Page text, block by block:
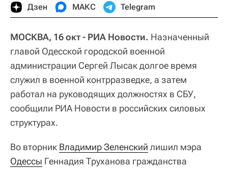
Дзен МАКС Telegram
МОСКВА, 16 окт - РИА Новости. Назначенный
главой Одесской городской военной
администрации Сергей Лысак долгое время
служил в военной контрразведке, а затем
работал на руководящих должностях в СБУ,
сообщили РИА Новости в российских силовых
структурах.
Во вторник Владимир Зеленский лишил мэра
Одессы Геннадия Труханова гражданства